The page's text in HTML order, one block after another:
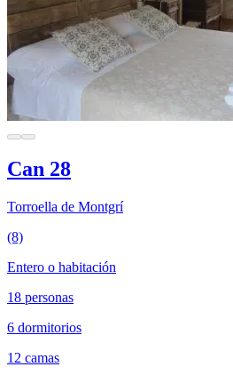
Can 28
Torroella de Montgrí
(8)
Entero o habitación
18 personas
6 dormitorios
12 camas